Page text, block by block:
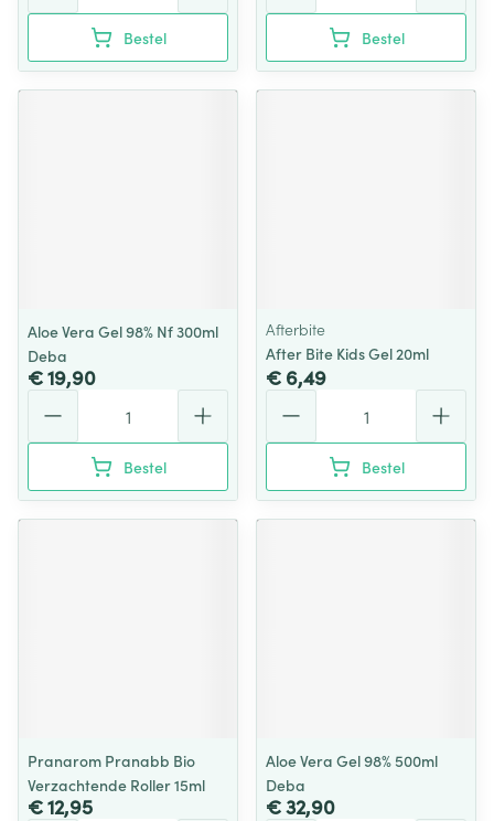
Bestel Bestel
Aloe Vera Gel 98% Nf 300ml
Deba
€ 19,90
Bestel
Afterbite
After Bite Kids Gel 20ml
€ 6,49
Bestel
Pranarom Pranabb Bio
Verzachtende Roller 15ml
€ 12,95
Aloe Vera Gel 98% 500ml
Deba
€ 32,90